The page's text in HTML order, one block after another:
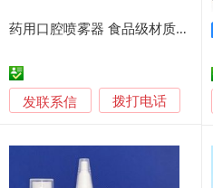
药用口腔喷雾器 食品级材质便携 药用喷雾剂泵
发联系信 拨打电话